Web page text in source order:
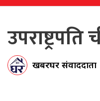
खबरघर संवाददाता